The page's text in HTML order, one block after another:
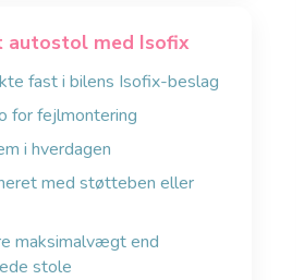
autostol med Isofix
fast i bilens Isofix-beslag
for fejlmontering
i hverdagen
med støtteben eller
maksimalvægt end
stole